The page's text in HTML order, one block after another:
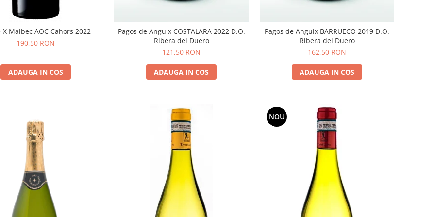
X Malbec AOC Cahors 2022
190,50 RON
ADAUGA IN COS
Pagos de Anguix COSTALARA 2022 D.O.
Ribera del Duero
121,50 RON
ADAUGA IN COS
Pagos de Anguix BARRUECO 2019 D.O.
Ribera del Duero
162,50 RON
ADAUGA IN COS
NOU